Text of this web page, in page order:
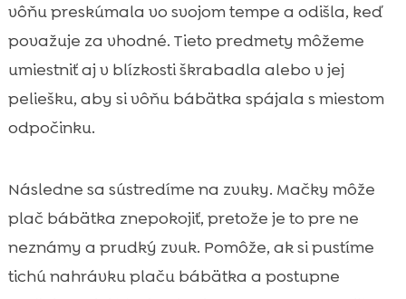
vôňu preskúmala vo svojom tempe a odišla, keď
považuje za vhodné. Tieto predmety môžeme
umiestniť aj v blízkosti škrabadla alebo v jej
peliešku, aby si vôňu bábätka spájala s miestom
odpočinku.
Následne sa sústredíme na zvuky. Mačky môže
plač bábätka znepokojiť, pretože je to pre ne
neznámy a prudký zvuk. Pomôže, ak si pustíme
tichú nahrávku plaču bábätka a postupne